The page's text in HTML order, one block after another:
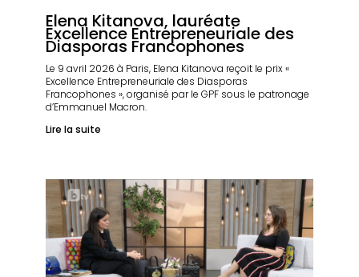
Elena Kitanova, lauréate
Excellence Entrepreneuriale des
Diasporas Francophones
Le 9 avril 2026 à Paris, Elena Kitanova reçoit le prix «
Excellence Entrepreneuriale des Diasporas
Francophones », organisé par le GPF sous le patronage
d’Emmanuel Macron.
Lire la suite